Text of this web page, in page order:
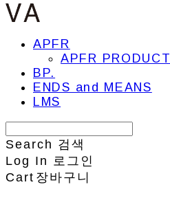
APFR
APFR PRODUCT
BP.
ENDS and MEANS
LMS
Search 검색
Log In
로그인
Cart 장바구니